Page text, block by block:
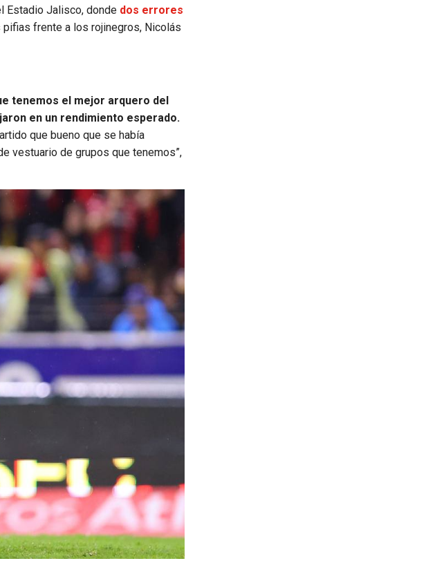
Estadio Jalisco, donde dos errores
frente a los rojinegros, Nicolás
tenemos el mejor arquero del
en un rendimiento esperado.
que bueno que se había
vestuario de grupos que tenemos”,